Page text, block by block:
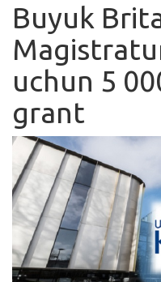
Ishlar
Kurslar
Blog
Yana
Qidirish
Kirish
Buyuk
uchun 5
grant